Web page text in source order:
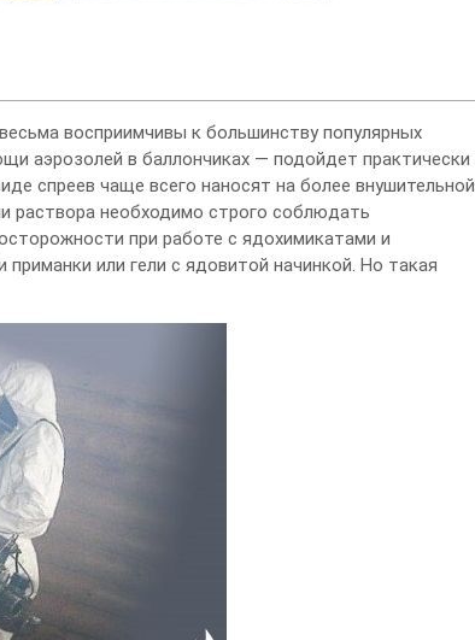
восприимчивы к большинству популярных
аэрозолей в баллончиках — подойдет практически
спреев чаще всего наносят на более внушительной
раствора необходимо строго соблюдать
при работе с ядохимикатами и
или гели с ядовитой начинкой. Но такая